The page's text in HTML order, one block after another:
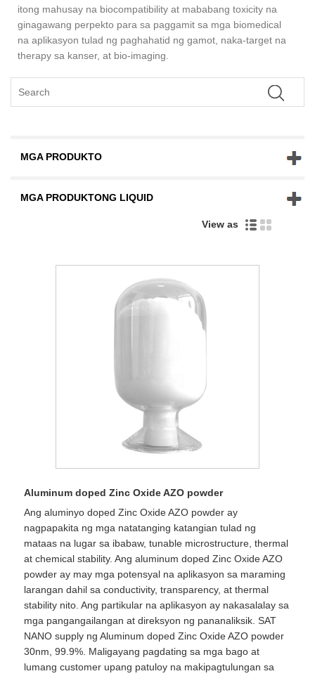
itong mahusay na biocompatibility at mababang toxicity na
ginagawang perpekto para sa paggamit sa mga biomedical
na aplikasyon tulad ng paghahatid ng gamot, naka-target na
therapy sa kanser, at bio-imaging.
MGA PRODUKTO
MGA PRODUKTONG LIQUID
View as
Aluminum doped Zinc Oxide AZO powder
Ang aluminyo doped Zinc Oxide AZO powder ay
nagpapakita ng mga natatanging katangian tulad ng
mataas na lugar sa ibabaw, tunable microstructure, thermal
at chemical stability. Ang aluminum doped Zinc Oxide AZO
powder ay may mga potensyal na aplikasyon sa maraming
larangan dahil sa conductivity, transparency, at thermal
stability nito. Ang partikular na aplikasyon ay nakasalalay sa
mga pangangailangan at direksyon ng pananaliksik. SAT
NANO supply ng Aluminum doped Zinc Oxide AZO powder
30nm, 99.9%. Maligayang pagdating sa mga bago at
lumang customer upang patuloy na makipagtulungan sa